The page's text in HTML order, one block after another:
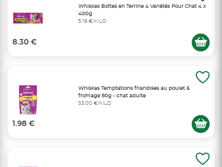
Whiskas Boîtes en Terrine 4 Variétés Pour Chat 4 x
400g
5,19 €/KILO
8.30 €
Whiskas Temptations friandises au poulet &
fromage 60g - chat adulte
33,00 €/KILO
1.98 €